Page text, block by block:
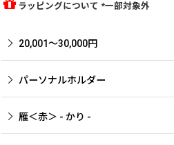
ラッピングについて *一部対象外
20,001〜30,000円
パーソナルホルダー
雁＜赤＞ - かり -